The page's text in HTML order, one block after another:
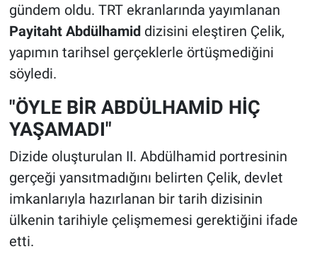
gündem oldu. TRT ekranlarında yayımlanan
Payitaht Abdülhamiddizisini eleştiren Çelik,
yapımın tarihsel gerçeklerle örtüşmediğini
söyledi.
"ÖYLE BİR ABDÜLHAMİD HİÇ
YAŞAMADI"
Dizide oluşturulan II. Abdülhamid portresinin
gerçeği yansıtmadığını belirten Çelik, devlet
imkanlarıyla hazırlanan bir tarih dizisinin
ülkenin tarihiyle çelişmemesi gerektiğini ifade
etti.